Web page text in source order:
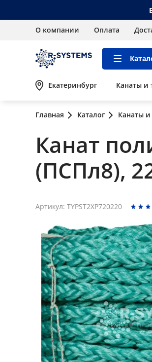
О компании Оплата
Екатеринбург Канаты и
Главная Каталог Канаты
Канат
(ПСПл8),
Артикул: TYPST2XP720220